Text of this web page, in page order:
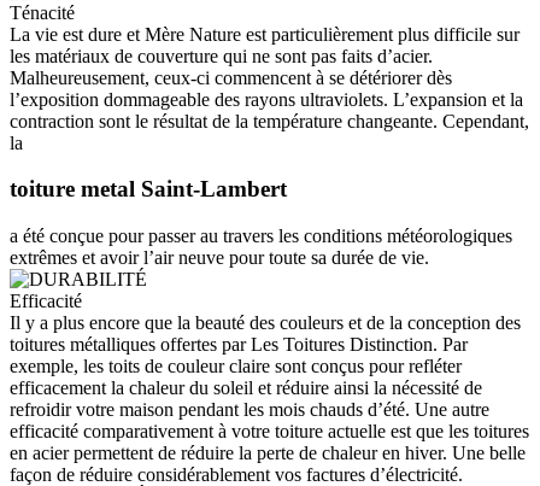
Ténacité
La vie est dure et Mère Nature est particulièrement plus difficile sur
les matériaux de couverture qui ne sont pas faits d’acier.
Malheureusement, ceux-ci commencent à se détériorer dès
l’exposition dommageable des rayons ultraviolets. L’expansion et la
contraction sont le résultat de la température changeante. Cependant,
la
toiture metal Saint-Lambert
a été conçue pour passer au travers les conditions météorologiques
extrêmes et avoir l’air neuve pour toute sa durée de vie.
Efficacité
Il y a plus encore que la beauté des couleurs et de la conception des
toitures métalliques offertes par Les Toitures Distinction. Par
exemple, les toits de couleur claire sont conçus pour refléter
efficacement la chaleur du soleil et réduire ainsi la nécessité de
refroidir votre maison pendant les mois chauds d’été. Une autre
efficacité comparativement à votre toiture actuelle est que les toitures
en acier permettent de réduire la perte de chaleur en hiver. Une belle
façon de réduire considérablement vos factures d’électricité.